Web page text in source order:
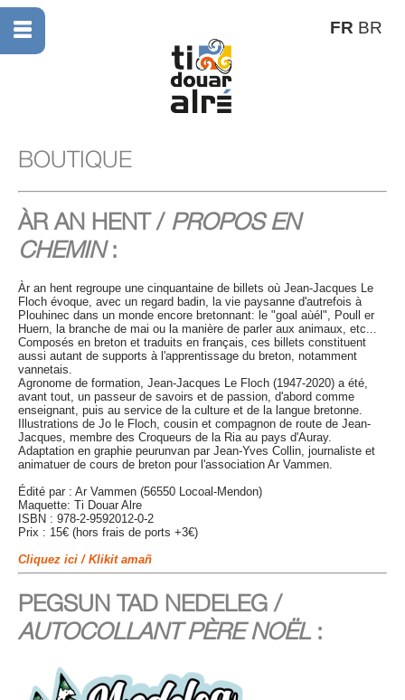
FR BR
BOUTIQUE
ÀR AN HENT / PROPOS EN
CHEMIN:
Àr an hent regroupe une cinquantaine de billets où Jean-Jacques Le
Floch évoque, avec un regard badin, la vie paysanne d'autrefois à
Plouhinec dans un monde encore bretonnant: le "goal aùél", Poull er
Huern, la branche de mai ou la manière de parler aux animaux, etc...
Composés en breton et traduits en français, ces billets constituent
aussi autant de supports à l'apprentissage du breton, notamment
vannetais.
Agronome de formation, Jean-Jacques Le Floch (1947-2020) a été,
avant tout, un passeur de savoirs et de passion, d'abord comme
enseignant, puis au service de la culture et de la langue bretonne.
Illustrations de Jo le Floch, cousin et compagnon de route de Jean-
Jacques, membre des Croqueurs de la Ria au pays d'Auray.
Adaptation en graphie peurunvan par Jean-Yves Collin, journaliste et
animatuer de cours de breton pour l'association Ar Vammen.
Édité par : Ar Vammen (56550 Locoal-Mendon)
Maquette: Ti Douar Alre
ISBN : 978-2-9592012-0-2
Prix : 15€ (hors frais de ports +3€)
Cliquez ici / Klikit amañ
PEGSUN TAD NEDELEG /
AUTOCOLLANT PÈRE NOËL: